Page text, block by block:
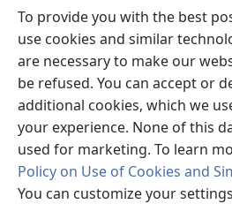
To provide you with the best
use cookies and similar
are necessary to make our
be refused. You can accept or
additional cookies, which we
your experience. None of this
used for marketing. To learn
Policy on Use of Cookies and
You can customize your
തുറക്കുക)വാച്ച്ടവര്‍ ഓണ്‍ലൈന്‍ ലൈബ്രറി
(പുതിയ
പേജ്
തുറക്കുക)JW ഹബ്ബ്
(പുതിയ
പേജ്
തുറക്കുക)JW ലൈ​ബ്ര​റി
വാച്ച്‌ടവർ ലൈ​ബ്രറി